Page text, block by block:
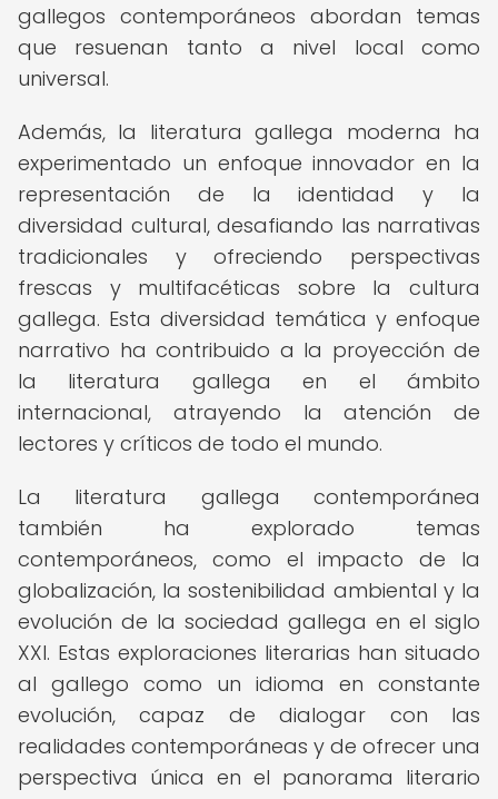
gallegos contemporáneos abordan temas
que resuenan tanto a nivel local como
universal.
Además, la literatura gallega moderna ha
experimentado un enfoque innovador en la
representación de la identidad y la
diversidad cultural, desafiando las narrativas
tradicionales y ofreciendo perspectivas
frescas y multifacéticas sobre la cultura
gallega. Esta diversidad temática y enfoque
narrativo ha contribuido a la proyección de
la literatura gallega en el ámbito
internacional, atrayendo la atención de
lectores y críticos de todo el mundo.
La literatura gallega contemporánea
también ha explorado temas
contemporáneos, como el impacto de la
globalización, la sostenibilidad ambiental y la
evolución de la sociedad gallega en el siglo
XXI. Estas exploraciones literarias han situado
al gallego como un idioma en constante
evolución, capaz de dialogar con las
realidades contemporáneas y de ofrecer una
perspectiva única en el panorama literario